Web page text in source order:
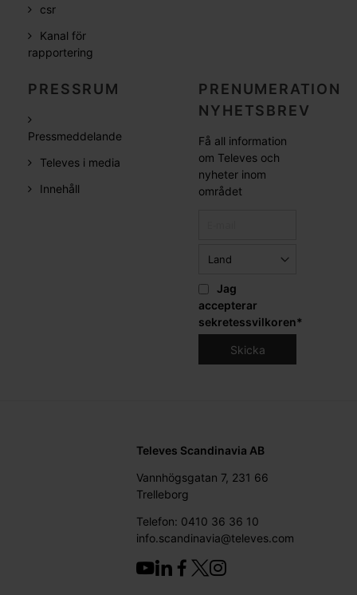
csr
Kanal för
rapportering
PRESSRUM
Pressmeddelande
Televes i media
Innehåll
PRENUMERATION
NYHETSBREV
Få all information
om Televes och
nyheter inom
området
Jag
accepterar
sekretessvilkoren*
Televes Scandinavia AB
Vannhögsgatan 7, 231 66
Trelleborg
Telefon: 0410 36 36 10
info.scandinavia@televes.com